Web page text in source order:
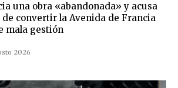
una obra «abandonada» y acusa
convertir la Avenida de Francia
mala gestión
2026